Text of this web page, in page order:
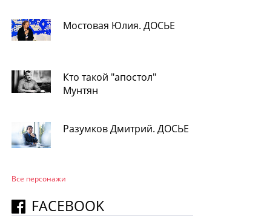
Мостовая Юлия. ДОСЬЕ
Кто такой "апостол"
Мунтян
Разумков Дмитрий. ДОСЬЕ
Все персонажи
FACEBOOK